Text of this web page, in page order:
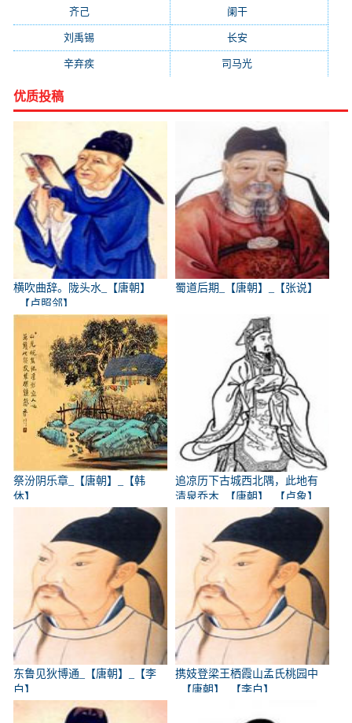
齐己(781) 阑干(723)
刘禹锡 长安(695)
辛弃疾 司马光
优质投稿
横吹曲辞。陇头水_【唐朝】
_【卢照邻】
蜀道后期_【唐朝】_【张说】
祭汾阴乐章_【唐朝】_【韩
休】
追凉历下古城西北隅，此地有
清泉乔木_【唐朝】_【卢象】
东鲁见狄博通_【唐朝】_【李
白】
携妓登梁王栖霞山孟氏桃园中
_【唐朝】_【李白】